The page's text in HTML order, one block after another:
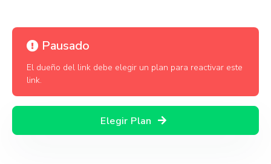
Pausado
El dueño del link debe elegir un plan para reactivar este
link.
Elegir Plan